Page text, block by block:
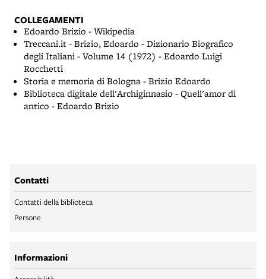
COLLEGAMENTI
Edoardo Brizio - Wikipedia
Treccani.it - Brizio, Edoardo - Dizionario Biografico
degli Italiani - Volume 14 (1972) - Edoardo Luigi
Rocchetti
Storia e memoria di Bologna - Brizio Edoardo
Biblioteca digitale dell'Archiginnasio - Quell'amor di
antico - Edoardo Brizio
Contatti
Contatti della biblioteca
Persone
Informazioni